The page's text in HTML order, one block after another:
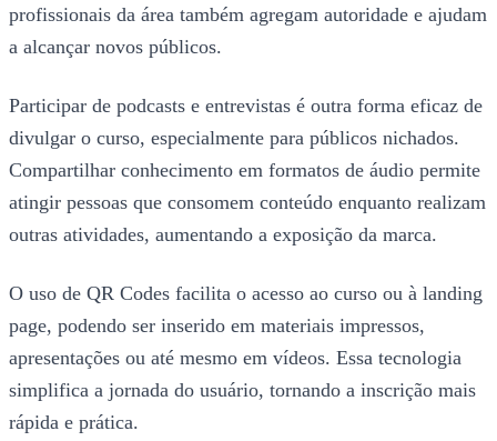
profissionais da área também agregam autoridade e ajudam
a alcançar novos públicos.
Participar de podcasts e entrevistas é outra forma eficaz de
divulgar o curso, especialmente para públicos nichados.
Compartilhar conhecimento em formatos de áudio permite
atingir pessoas que consomem conteúdo enquanto realizam
outras atividades, aumentando a exposição da marca.
O uso de QR Codes facilita o acesso ao curso ou à landing
page, podendo ser inserido em materiais impressos,
apresentações ou até mesmo em vídeos. Essa tecnologia
simplifica a jornada do usuário, tornando a inscrição mais
rápida e prática.